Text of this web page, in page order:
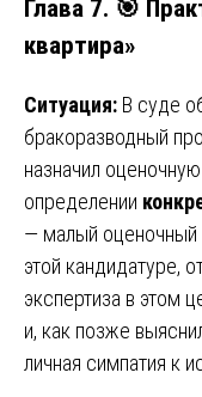
Глава 7. 🎯
квартира»
Ситуация: В суде
бракоразводный
назначил
определении
— малый оценочный
этой кандидатуре,
экспертиза в этом
и, как позже
личная симпатия к